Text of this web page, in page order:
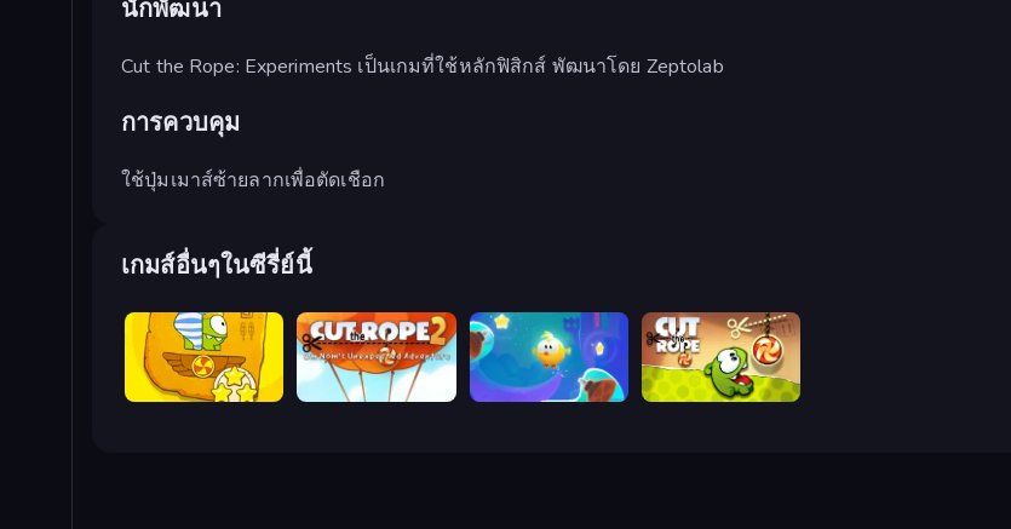
นักพัฒนา
Cut the Rope: Experiments เป็นเกมที่ใช้หลักฟิสิกส์ พัฒนาโดย Zeptolab
การควบคุม
ใช้ปุ่มเมาส์ซ้ายลากเพื่อตัดเชือก
เกมส์อื่นๆในซีรี่ย์นี้
Cut The Rope 2 Cut the Rope: Magic Cut the Rope